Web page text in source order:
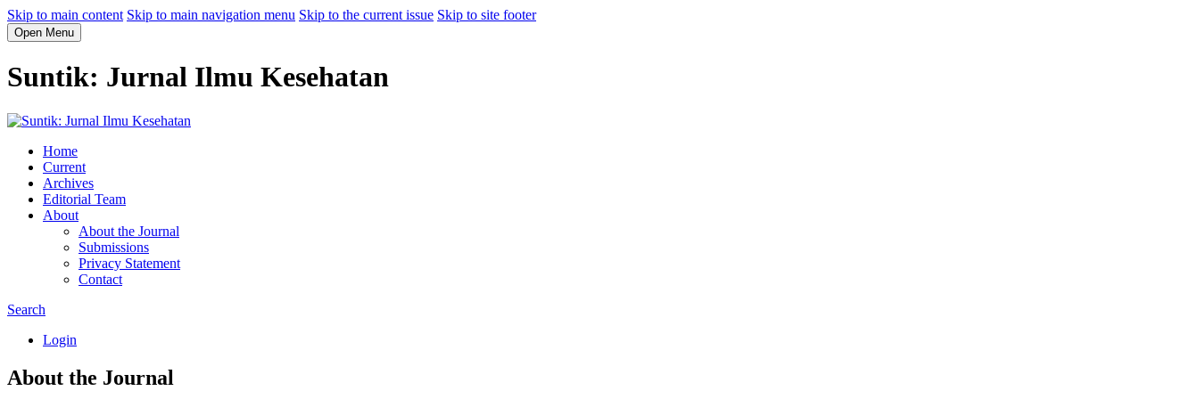
Skip to main content Skip to main navigation menu Skip to the current issue Skip to site footer
Open Menu
Suntik: Jurnal Ilmu Kesehatan
Home
Current
Archives
Editorial Team
About
About the Journal
Submissions
Privacy Statement
Contact
Search
Login
About the Journal